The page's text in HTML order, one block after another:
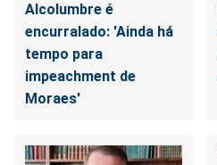
Alcolumbre é
encurralado: 'Ainda há
tempo para
impeachment de
Moraes'